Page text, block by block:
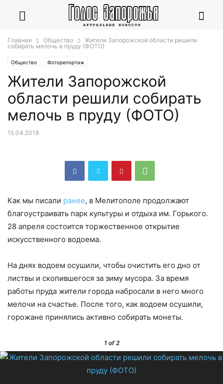
Главная Общество
Жители Запорожской области решили
собирать мелочь в пруду (ФОТО)
Общество Фоторепортаж
Жители Запорожской
области решили собирать
мелочь в пруду (ФОТО)
15.04.2018
Как мы писали ранее, в Мелитополе продолжают
благоустраивать парк культуры и отдыха им. Горького.
28 апреля состоится торжественное открытие
искусственного водоема.
На днях водоем осушили, чтобы очистить его дно от
листвы и скопившегося за зиму мусора. За время
работы пруда жители города набросали в него много
мелочи на счастье. После того, как водоем осушили,
горожане принялись активно собирать монеты.
1of 2